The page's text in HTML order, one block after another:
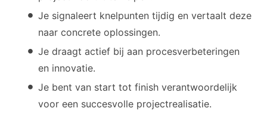
Je signaleert knelpunten tijdig en vertaalt deze
naar concrete oplossingen.
Je draagt actief bij aan procesverbeteringen
en innovatie.
Je bent van start tot finish verantwoordelijk
voor een succesvolle projectrealisatie.